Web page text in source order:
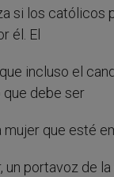
si los católicos
él. El
incluso el
debe ser
mujer que esté
un portavoz de